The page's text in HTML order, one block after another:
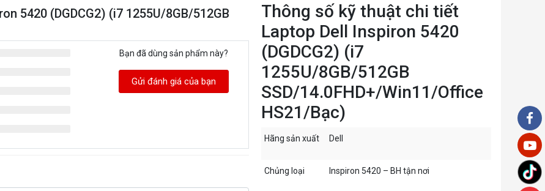
5420 (DGDCG2) (i7 1255U/8GB/512GB
Bạn đã dùng sản phẩm này?
Gửi đánh giá của bạn
Thông số kỹ thuật chi tiết
Laptop Dell Inspiron 5420
(DGDCG2) (i7
1255U/8GB/512GB
SSD/14.0FHD+/Win11/Office
HS21/Bạc)
Hãng sản xuất Dell
Chủng loại Inspiron 5420 – BH tận nơi